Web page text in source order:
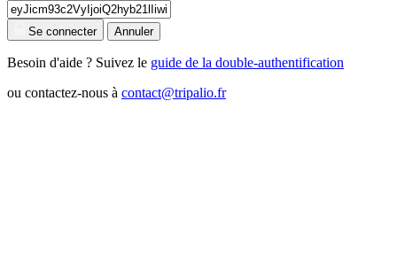
Se connecter Annuler
Besoin d'aide ? Suivez le guide de la double-authentification
ou contactez-nous à contact@tripalio.fr